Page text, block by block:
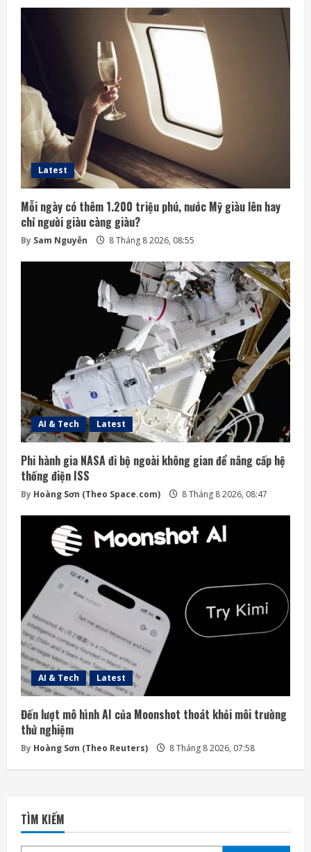
Latest
Mỗi ngày có thêm 1.200 triệu phú, nước Mỹ giàu lên hay
chỉ người giàu càng giàu?
By Sam Nguyễn 8 Tháng 8 2026, 08:55
AI & Tech Latest
Phi hành gia NASA đi bộ ngoài không gian để nâng cấp hệ
thống điện ISS
By Hoàng Sơn (Theo Space.com) 8 Tháng 8 2026, 08:47
AI & Tech Latest
Đến lượt mô hình AI của Moonshot thoát khỏi môi trường
thử nghiệm
By Hoàng Sơn (Theo Reuters) 8 Tháng 8 2026, 07:58
TÌM KIẾM